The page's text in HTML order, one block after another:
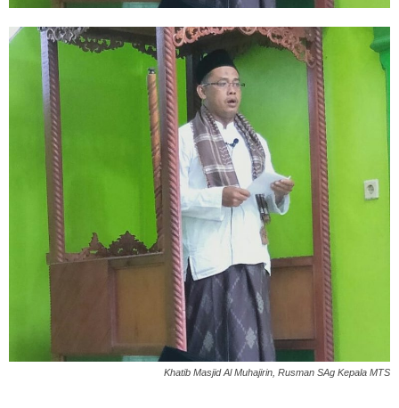
Khatib Masjid Al Muhajirin, Rusman SAg Kepala MTS